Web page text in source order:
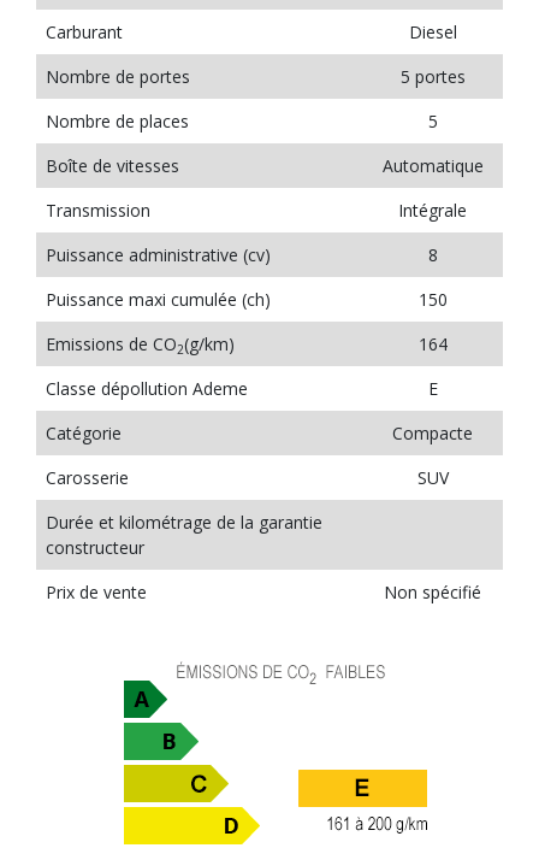
Carburant
Diesel
Nombre de portes
5 portes
Nombre de places
5
Boîte de vitesses
Automatique
Transmission
Intégrale
Puissance administrative (cv)
8
Puissance maxi cumulée (ch)
150
Emissions de CO2(g/km)
164
Classe dépollution Ademe
E
Catégorie
Compacte
Carosserie
SUV
Durée et kilométrage de la garantie
constructeur
Prix de vente
Non spécifié